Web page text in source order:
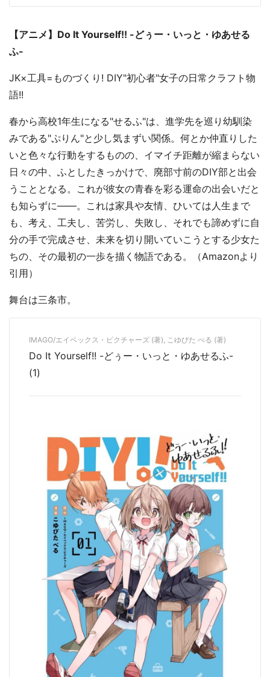
【アニメ】Do It Yourself!! -どぅー・いっと・ゆあせる
ふ-
JK×工具=ものづくり! DIY"初心者"女子の日常クラフト物
語!!
春から高校1年生になる"せるふ"は、進学先を巡り幼馴染
みである"ぷりん"と少し気まずい関係。何とか仲直りした
いと色々な行動をするものの、イマイチ距離が縮まらない
日々の中、ふとしたきっかけで、廃部寸前のDIY部と出会
うこととなる。これが彼女の青春を彩る運命の出会いだと
も知らずに――。これは家具や友情、ひいては人生まで
も、考え、工夫し、苦労し、失敗し、それでも諦めずに自
分の手で完成させ、未来を切り開いていこうとする少女た
ちの、その最初の一歩を描く物語である。（Amazonより
引用）
舞台は三条市。
IMAGO/エイベックス・ピクチャーズ (著), こゆびた べる (著)
Do It Yourself!! -どぅー・いっと・ゆあせるふ-
(1)